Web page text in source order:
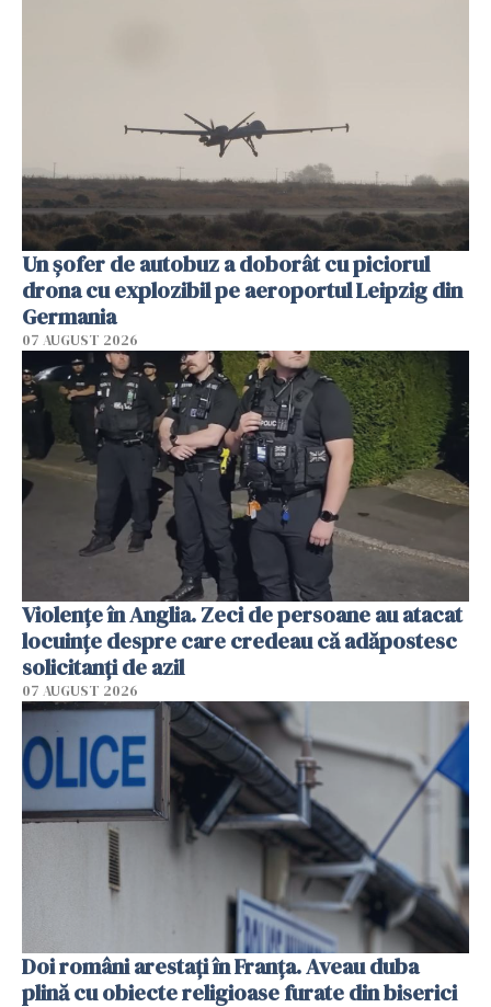
Un șofer de autobuz a doborât cu piciorul
drona cu explozibil pe aeroportul Leipzig din
Germania
07 AUGUST 2026
Violenţe în Anglia. Zeci de persoane au atacat
locuinţe despre care credeau că adăpostesc
solicitanţi de azil
07 AUGUST 2026
Doi români arestați în Franța. Aveau duba
plină cu obiecte religioase furate din biserici